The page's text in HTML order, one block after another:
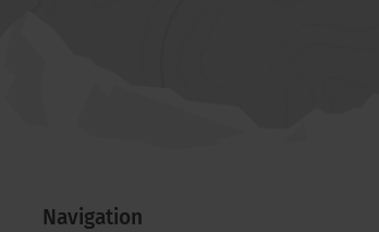
Navigation